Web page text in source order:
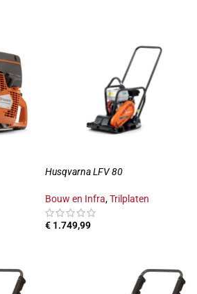
Husqvarna LFV 80
Bouw en Infra,Trilplaten
€ 1.749,99